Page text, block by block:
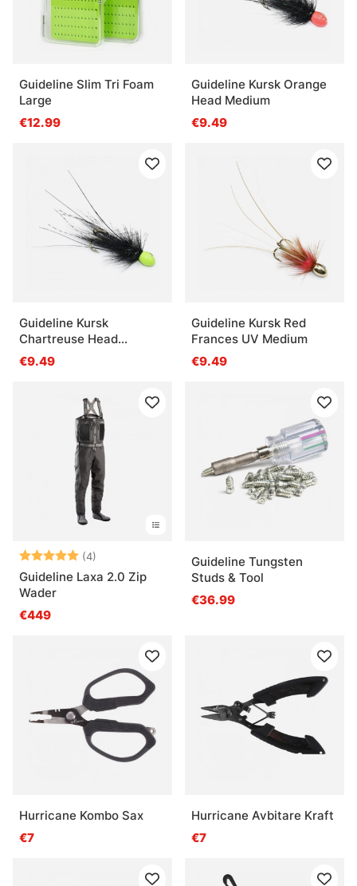
Guideline Slim Tri Foam
Large
€12.99
Guideline Kursk Orange
Head Medium
€9.49
Guideline Kursk
Chartreuse Head
Medium
€9.49
Guideline Kursk Red
Frances UV Medium
€9.49
Note: (4)
Guideline Laxa 2.0 Zip
Wader
€449
Guideline Tungsten
Studs & Tool
€36.99
Hurricane Kombo Sax
€7
Hurricane Avbitare Kraft
€7